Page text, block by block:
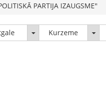
PARTIJA IZAUGSME"
LatgaleKurzeme